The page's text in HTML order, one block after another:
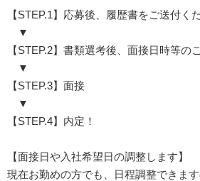
【STEP.1】応募後、履歴書をご送付く
▼
【STEP.2】書類選考後、面接日時等の
▼
【STEP.3】面接
▼
【STEP.4】内定！
【面接日や入社希望日の調整します】
現在お勤めの方でも、日程調整できま